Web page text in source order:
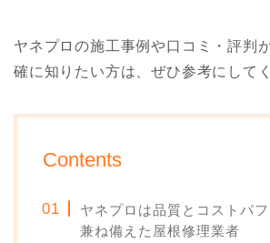
ヤネプロの施工事例や口コミ・評判
確に知りたい方は、ぜひ参考にして
Contents
ヤネプロは品質とコストパ
兼ね備えた屋根修理業者